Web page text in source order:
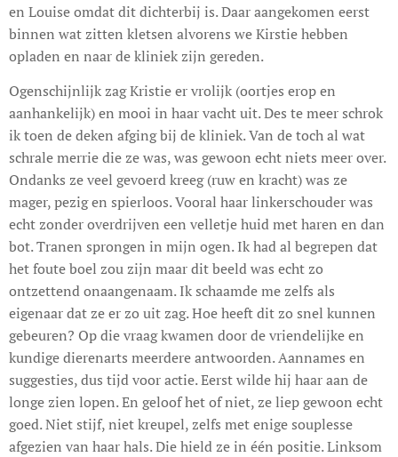
en Louise omdat dit dichterbij is. Daar aangekomen eerst
binnen wat zitten kletsen alvorens we Kirstie hebben
opladen en naar de kliniek zijn gereden.
Ogenschijnlijk zag Kristie er vrolijk (oortjes erop en
aanhankelijk) en mooi in haar vacht uit. Des te meer schrok
ik toen de deken afging bij de kliniek. Van de toch al wat
schrale merrie die ze was, was gewoon echt niets meer over.
Ondanks ze veel gevoerd kreeg (ruw en kracht) was ze
mager, pezig en spierloos. Vooral haar linkerschouder was
echt zonder overdrijven een velletje huid met haren en dan
bot. Tranen sprongen in mijn ogen. Ik had al begrepen dat
het foute boel zou zijn maar dit beeld was echt zo
ontzettend onaangenaam. Ik schaamde me zelfs als
eigenaar dat ze er zo uit zag. Hoe heeft dit zo snel kunnen
gebeuren? Op die vraag kwamen door de vriendelijke en
kundige dierenarts meerdere antwoorden. Aannames en
suggesties, dus tijd voor actie. Eerst wilde hij haar aan de
longe zien lopen. En geloof het of niet, ze liep gewoon echt
goed. Niet stijf, niet kreupel, zelfs met enige souplesse
afgezien van haar hals. Die hield ze in één positie. Linksom